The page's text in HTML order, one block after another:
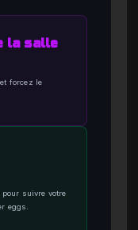
la salle
forcez le
suivre votre
eggs.